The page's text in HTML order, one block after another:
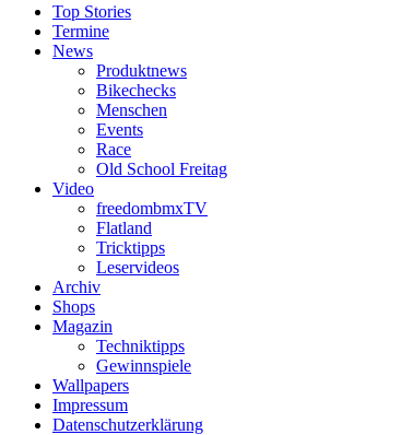
Top Stories
Termine
News
Produktnews
Bikechecks
Menschen
Events
Race
Old School Freitag
Video
freedombmxTV
Flatland
Tricktipps
Leservideos
Archiv
Shops
Magazin
Techniktipps
Gewinnspiele
Wallpapers
Impressum
Datenschutzerklärung